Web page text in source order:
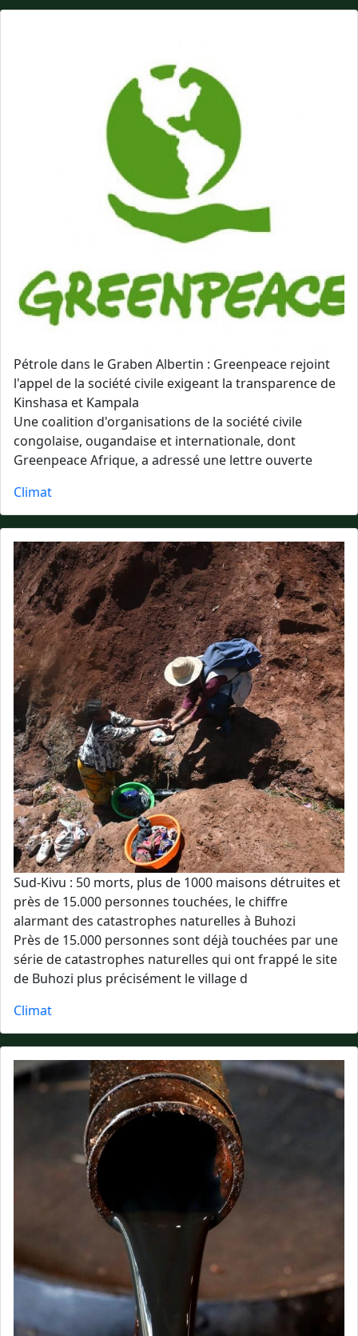
Pétrole dans le Graben Albertin : Greenpeace rejoint
l'appel de la société civile exigeant la transparence de
Kinshasa et Kampala
Une coalition d'organisations de la société civile
congolaise, ougandaise et internationale, dont
Greenpeace Afrique, a adressé une lettre ouverte
Climat
Sud-Kivu : 50 morts, plus de 1000 maisons détruites et
près de 15.000 personnes touchées, le chiffre
alarmant des catastrophes naturelles à Buhozi
Près de 15.000 personnes sont déjà touchées par une
série de catastrophes naturelles qui ont frappé le site
de Buhozi plus précisément le village d
Climat